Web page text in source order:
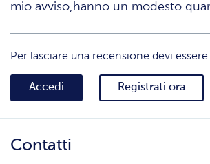
mio avviso,hanno un modesto
Per lasciare una recensione devi
Accedi Registrati ora
Contatti